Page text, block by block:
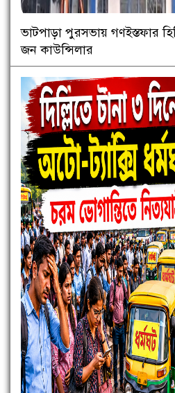
ভাটপাড়া পুরসভায় গণইস্তফার
জন কাউন্সিলার